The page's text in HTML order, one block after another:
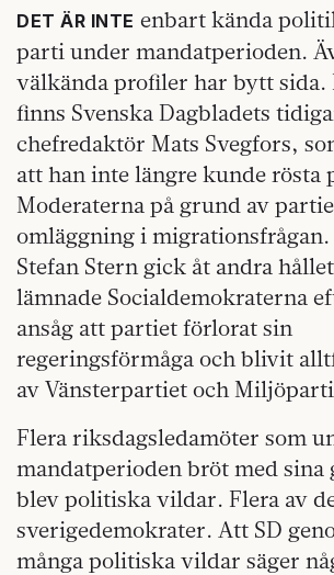
DET ÄR INTE enbart kända
parti under mandatperioden.
välkända profiler har bytt sida.
finns Svenska Dagbladets
chefredaktör Mats Svegfors,
att han inte längre kunde rösta
Moderaterna på grund av
omläggning i
Stefan Stern gick åt andra
lämnade Socialdemokraterna
ansåg att partiet förlorat sin
regeringsförmåga och blivit
av Vänsterpartiet och
Flera riksdagsledamöter som
mandatperioden bröt med sina
blev politiska vildar. Flera av
sverigedemokrater. Att SD
många politiska vildar säger